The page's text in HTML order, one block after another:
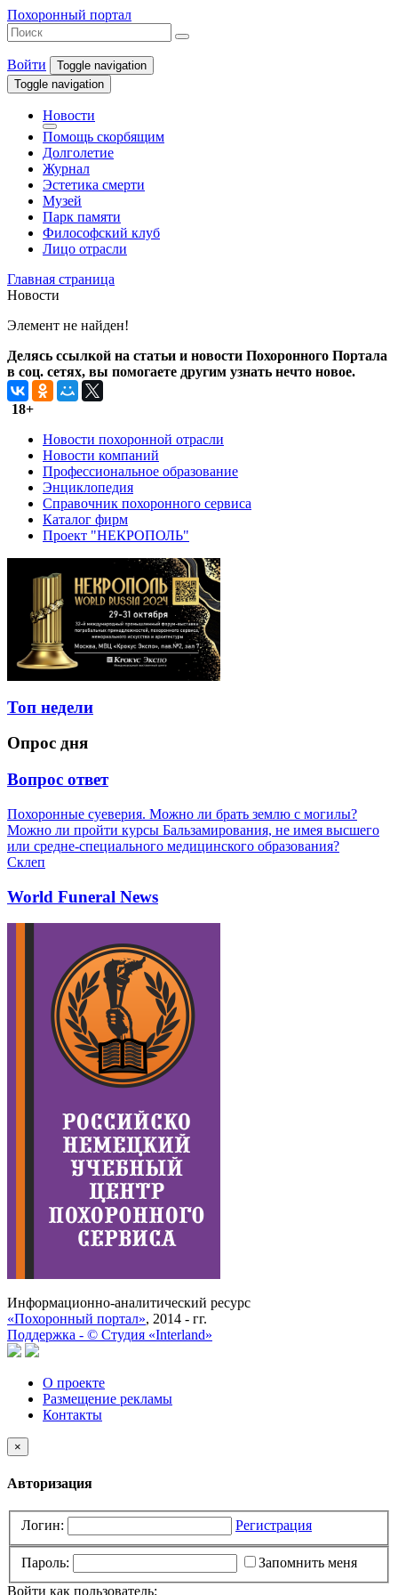
Похоронный портал
Войти
Toggle navigation
Toggle navigation
Новости
Помощь скорбящим
Долголетие
Журнал
Эстетика смерти
Музей
Парк памяти
Философский клуб
Лицо отрасли
Главная страница
Новости
Элемент не найден!
Делясь ссылкой на статьи и новости Похоронного Портала
в соц. сетях, вы помогаете другим узнать нечто новое.
18+
Новости похоронной отрасли
Новости компаний
Профессиональное образование
Энциклопедия
Справочник похоронного сервиса
Каталог фирм
Проект "НЕКРОПОЛЬ"
Топ недели
Опрос дня
Вопрос ответ
Похоронные суеверия. Можно ли брать землю с могилы?
Можно ли пройти курсы Бальзамирования, не имея высшего
или средне-специального медицинского образования?
Склеп
World Funeral News
Информационно-аналитический ресурс
«Похоронный портал», 2014 - гг.
Поддержка - © Cтудия «Interland»
О проекте
Размещение рекламы
Контакты
×
Авторизация
Логин: Регистрация
Пароль:
Запомнить меня
Войти как пользователь: